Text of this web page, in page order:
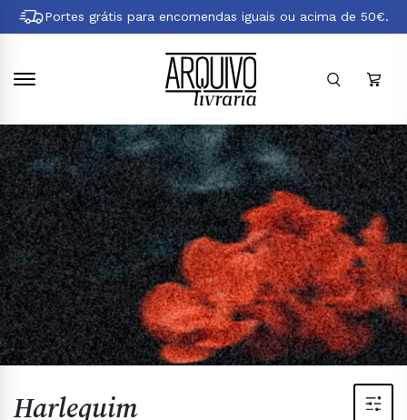
Pular
para
principal
Portes grátis para encomendas iguais ou acima de 50€.
Harlequim